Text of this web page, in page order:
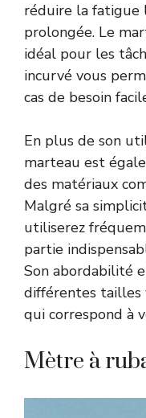
réduire la fatigue
prolongée. Le
idéal pour les
incurvé vous
cas de besoin
En plus de son
marteau est
des matériaux
Malgré sa
utiliserez
partie
Son abordabilité
différentes tailles
qui correspond à
Mètre à